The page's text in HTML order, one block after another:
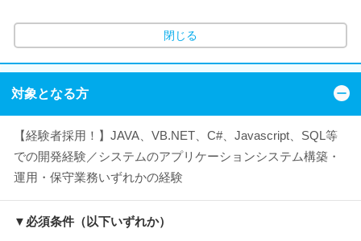
閉じる
対象となる方
【経験者採用！】JAVA、VB.NET、C#、Javascript、SQL等
での開発経験／システムのアプリケーションシステム構築・
運用・保守業務いずれかの経験
▼必須条件（以下いずれか）